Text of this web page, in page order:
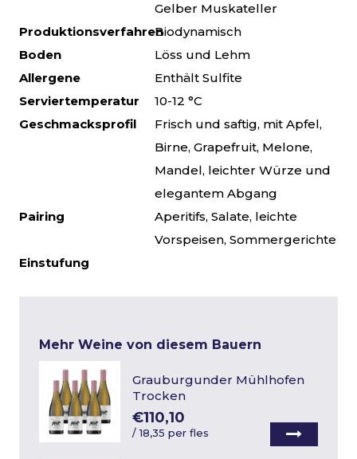
Gelber Muskateller
ProduktionsverfahrenBiodynamisch
Boden
Löss und Lehm
Allergene
Enthält Sulfite
Serviertemperatur
10-12 °C
Geschmacksprofil
Frisch und saftig, mit Apfel,
Birne, Grapefruit, Melone,
Mandel, leichter Würze und
elegantem Abgang
Pairing
Aperitifs, Salate, leichte
Vorspeisen, Sommergerichte
Einstufung
Mehr Weine von diesem Bauern
Grauburgunder Mühlhofen
Trocken
€110,10
/18,35 per fles